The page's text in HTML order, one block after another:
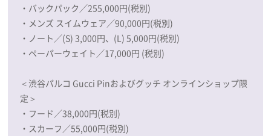
・バックパック／255,000円(税別)
・メンズ スイムウェア／90,000円(税別)
・ノート／(S) 3,000円、(L) 5,000円(税別)
・ペーパーウェイト／17,000円 (税別)
＜渋谷パルコ Gucci Pinおよびグッチ オンラインショップ限
定＞
・フード／38,000円(税別)
・スカーフ／55,000円(税別)